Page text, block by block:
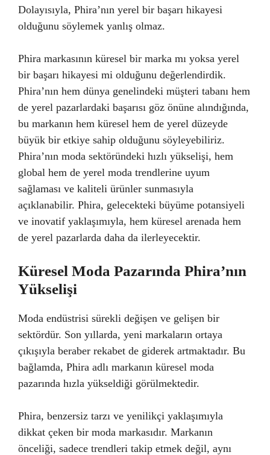
Dolayısıyla, Phira’nın yerel bir başarı hikayesi
olduğunu söylemek yanlış olmaz.
Phira markasının küresel bir marka mı yoksa yerel
bir başarı hikayesi mi olduğunu değerlendirdik.
Phira’nın hem dünya genelindeki müşteri tabanı hem
de yerel pazarlardaki başarısı göz önüne alındığında,
bu markanın hem küresel hem de yerel düzeyde
büyük bir etkiye sahip olduğunu söyleyebiliriz.
Phira’nın moda sektöründeki hızlı yükselişi, hem
global hem de yerel moda trendlerine uyum
sağlaması ve kaliteli ürünler sunmasıyla
açıklanabilir. Phira, gelecekteki büyüme potansiyeli
ve inovatif yaklaşımıyla, hem küresel arenada hem
de yerel pazarlarda daha da ilerleyecektir.
Küresel Moda Pazarında Phira’nın
Yükselişi
Moda endüstrisi sürekli değişen ve gelişen bir
sektördür. Son yıllarda, yeni markaların ortaya
çıkışıyla beraber rekabet de giderek artmaktadır. Bu
bağlamda, Phira adlı markanın küresel moda
pazarında hızla yükseldiği görülmektedir.
Phira, benzersiz tarzı ve yenilikçi yaklaşımıyla
dikkat çeken bir moda markasıdır. Markanın
önceliği, sadece trendleri takip etmek değil, aynı